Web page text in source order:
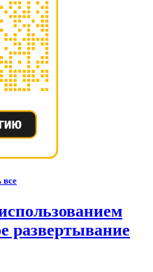
все
развертывание